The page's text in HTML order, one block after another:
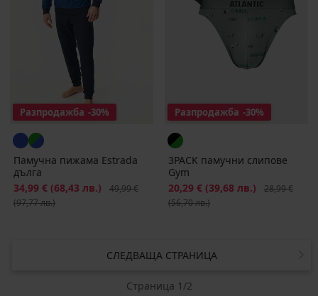
Разпродажба -30%
Памучна пижама Estrada
дълга
Намаление
34,99 € (68,43 лв.) Първоначална цена
49,99 €
(97,77 лв.)
Разпродажба -30%
3PACK памучни слипове
Gym
Намаление
20,29 € (39,68 лв.)
28,99 €
(56,70 лв.)
СЛЕДВАЩА СТРАНИЦА
Страница 1/2